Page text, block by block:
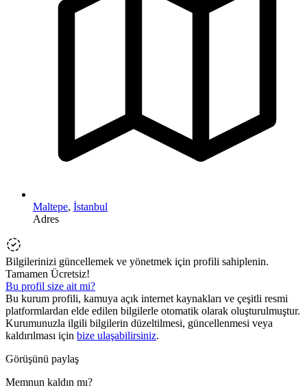
Maltepe, İstanbul
Adres
Bilgilerinizi güncellemek ve yönetmek için profili sahiplenin.
Tamamen Ücretsiz!
Bu profil size ait mi?
Bu kurum profili, kamuya açık internet kaynakları ve çeşitli resmi
platformlardan elde edilen bilgilerle otomatik olarak oluşturulmuştur.
Kurumunuzla ilgili bilgilerin düzeltilmesi, güncellenmesi veya
kaldırılması için bize ulaşabilirsiniz.
Görüşünü paylaş
Memnun kaldın mı?